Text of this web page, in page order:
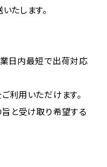
たします。
日内最短で出荷対応
利用いただけます。
と受け取り希望する